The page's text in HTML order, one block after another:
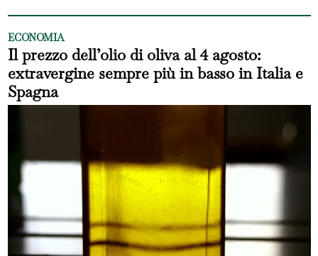
ECONOMIA
Il prezzo dell’olio di oliva al 4 agosto:
extravergine sempre più in basso in Italia e
Spagna